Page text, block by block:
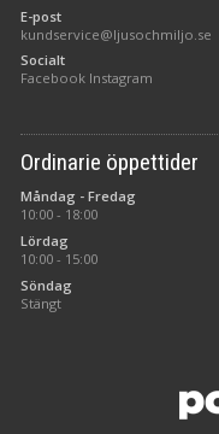
E-post
kundservice@ljusochmiljo.se
Socialt
Facebook Instagram
Ordinarie öppettider
Måndag - Fredag
10:00 - 18:00
Lördag
10:00 - 15:00
Söndag
Stängt